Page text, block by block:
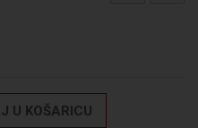
U KOŠARICU